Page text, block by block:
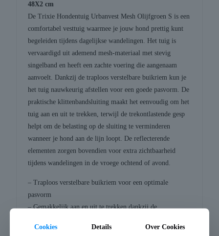
48X2 cm
De Trixie Hondentuig Urbanvest Mesh Olijfgroen S is een
comfortabel vesttuig waarmee je jouw hond prettig kunt
begeleiden tijdens dagelijkse wandelingen. Het tuig is
vervaardigd uit ademend mesh-materiaal met stevig
singelband en heeft een zachte voering die aangenaam
aanvoelt. Dankzij de traploos verstelbare buikriem kun je
het tuig nauwkeurig afstellen voor een goede pasvorm. De
praktische klittenbandsluiting maakt het eenvoudig om het
tuig aan en uit te trekken, terwijl de trekontlastende gesp
helpt om de belasting op de sluiting te verminderen
wanneer je hond aan de lijn loopt. De reflecterende
elementen zorgen bovendien voor extra zichtbaarheid
tijdens wandelingen in de vroege ochtend of avond.
– Traploos verstelbare buikriem voor een optimale
pasvorm
– Gemakkelijk aan en uit te trekken dankzij de
– Trekontlastende gesp vermindert belasting op de sluiting
Cookies Details Over Cookies